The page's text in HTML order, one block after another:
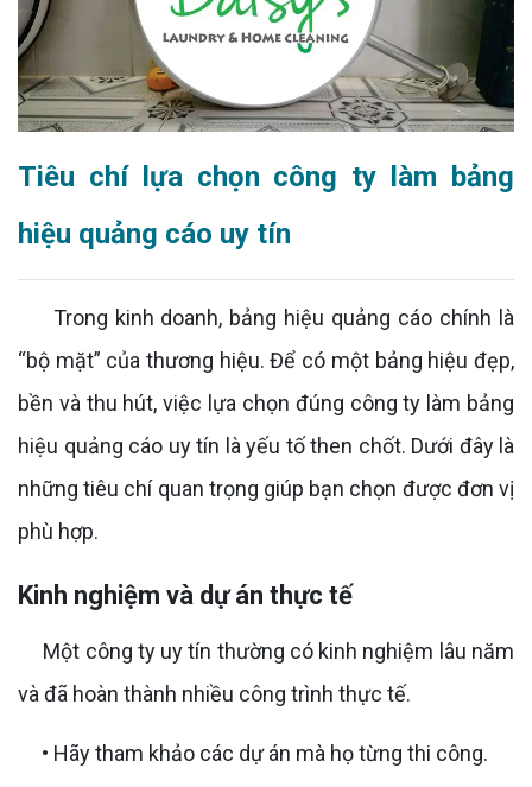
Tiêu chí lựa chọn công ty làm bảng
hiệu quảng cáo uy tín
Trong kinh doanh, bảng hiệu quảng cáo chính là
“bộ mặt” của thương hiệu. Để có một bảng hiệu đẹp,
bền và thu hút, việc lựa chọn đúng công ty làm bảng
hiệu quảng cáo uy tín là yếu tố then chốt. Dưới đây là
những tiêu chí quan trọng giúp bạn chọn được đơn vị
phù hợp.
Kinh nghiệm và dự án thực tế
Một công ty uy tín thường có kinh nghiệm lâu năm
và đã hoàn thành nhiều công trình thực tế.
• Hãy tham khảo các dự án mà họ từng thi công.